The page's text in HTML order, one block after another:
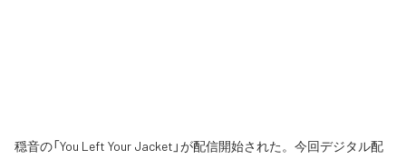
穏音の「You Left Your Jacket」が配信開始された。今回デジタル配